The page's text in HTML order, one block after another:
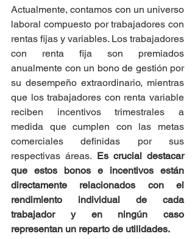
Actualmente, contamos con un universo
laboral compuesto por trabajadores con
rentas fijas y variables. Los trabajadores
con renta fija son premiados
anualmente con un bono de gestión por
su desempeño extraordinario, mientras
que los trabajadores con renta variable
reciben incentivos trimestrales a
medida que cumplen con las metas
comerciales definidas por sus
respectivas áreas. Es crucial destacar
que estos bonos e incentivos están
directamente relacionados con el
rendimiento individual de cada
trabajador y en ningún caso
representan un reparto de utilidades.